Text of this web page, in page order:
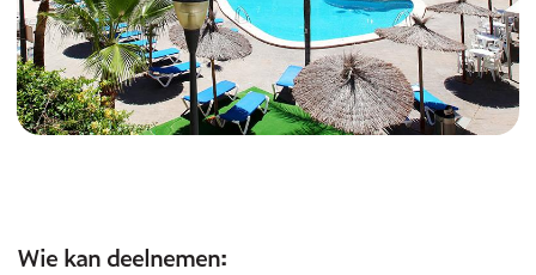
Wie kan deelnemen: